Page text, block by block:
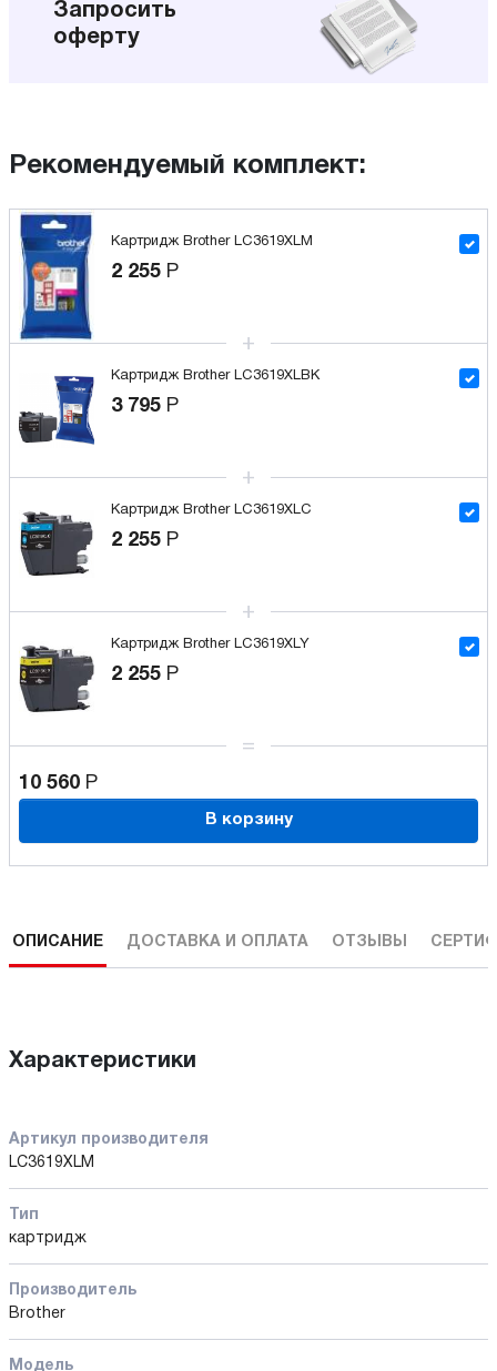
Запросить
оферту
Рекомендуемый комплект:
Картридж Brother LC3619XLM
2 255 Р
Картридж Brother LC3619XLBK
3 795 Р
Картридж Brother LC3619XLC
2 255 Р
Картридж Brother LC3619XLY
2 255 Р
10 560 Р
В корзину
ОПИСАНИЕ ДОСТАВКА И ОПЛАТА ОТЗЫВЫ
Характеристики
Артикул производителя
LC3619XLM
Тип
картридж
Производитель
Brother
Модель